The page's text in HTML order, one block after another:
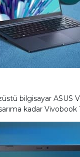
bilgisayar ASUS
kadar Vivobook